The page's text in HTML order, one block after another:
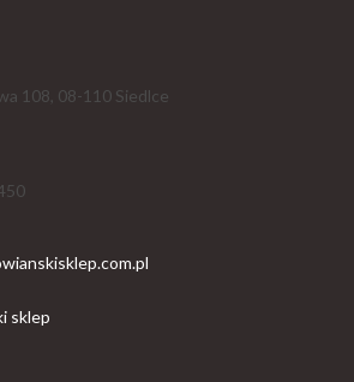
108, 08-110 Siedlce
sklep